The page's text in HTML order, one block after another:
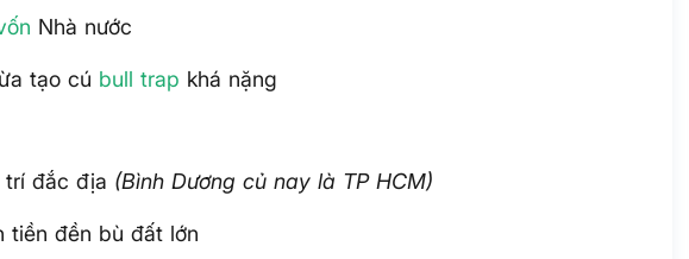
Nhà nước
tạo cú bull trap khá nặng
đắc địa (Bình Dương củ nay là TP HCM)
tiền đền bù đất lớn